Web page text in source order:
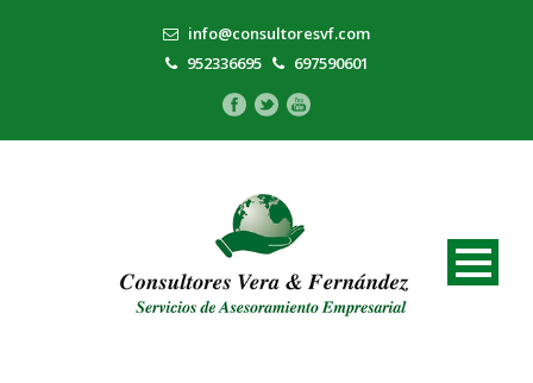
info@consultoresvf.com
952336695
697590601